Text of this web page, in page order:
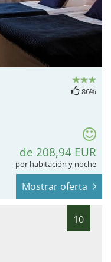
86%
de 208,94 EUR
por habitación y noche
Mostrar oferta
10